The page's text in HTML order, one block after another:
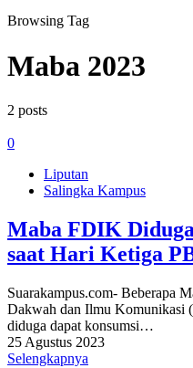
Browsing Tag
Maba 2023
2 posts
0
Liputan
Salingka Kampus
Maba FDIK
saat Hari Ketiga
Suarakampus.com- Beberapa
Dakwah dan Ilmu Komunikasi
diduga dapat konsumsi…
25 Agustus 2023
Selengkapnya